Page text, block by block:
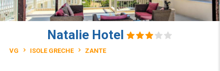
Natalie Hotel
VG ISOLE GRECHE ZANTE